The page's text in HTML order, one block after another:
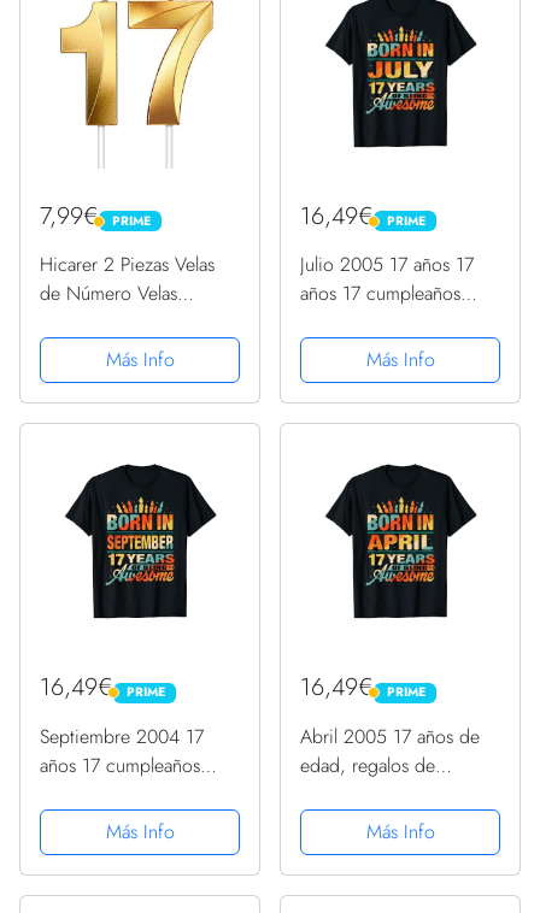
7,99€ PRIME
PRIME
Hicarer 2 Piezas Velas
de Número Velas
de Tartas de Cumpleaños
Toppers de Pastel
Decorativo para Boda
Aniversariio...
Más Info
16,49€ PRIME
PRIME
Julio 2005 17 años 17
años 17 cumpleaños
CamisetaMás Info
16,49€ PRIME
PRIME
Septiembre 2004 17
años 17 cumpleaños
CamisetaMás Info
16,49€ PRIME
PRIME
Abril 2005 17 años de
edad, regalos de
gráfica Camiseta
Más Info